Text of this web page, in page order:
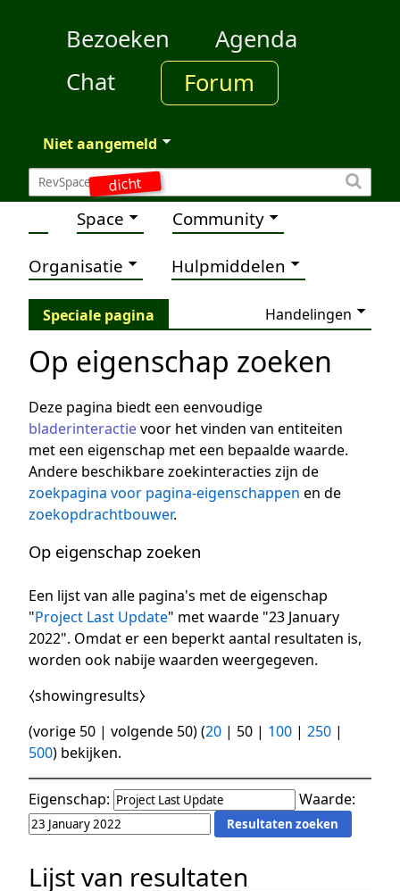
dicht
Bezoeken
Agenda
Chat
Forum
Niet aangemeld
Space Community
Organisatie Hulpmiddelen
Speciale pagina Handelingen
Op eigenschap zoeken
Deze pagina biedt een eenvoudige
bladerinteractievoor het vinden van entiteiten
met een eigenschap met een bepaalde waarde.
Andere beschikbare zoekinteracties zijn de
zoekpagina voor pagina-eigenschappen en de
zoekopdrachtbouwer.
Op eigenschap zoeken
Een lijst van alle pagina's met de eigenschap
"Project Last Update" met waarde "23 January
2022". Omdat er een beperkt aantal resultaten is,
worden ook nabije waarden weergegeven.
⧼showingresults⧽
(vorige 50 | volgende 50) (20 | 50 | 100 | 250 |
500) bekijken.
Eigenschap: Waarde:
Lijst van resultaten